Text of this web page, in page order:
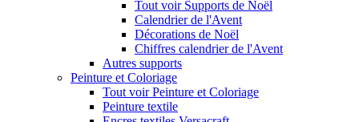
Tout voir Supports de Noël
Calendrier de l'Avent
Décorations de Noël
Chiffres calendrier de l'Avent
Autres supports
Peinture et Coloriage
Tout voir Peinture et Coloriage
Peinture textile